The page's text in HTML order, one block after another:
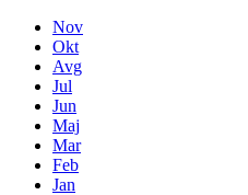
Nov
Okt
Avg
Jul
Jun
Maj
Mar
Feb
Jan